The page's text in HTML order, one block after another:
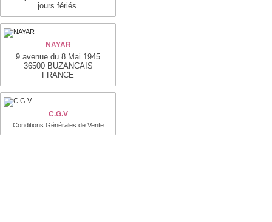
jours fériés.
NAYAR
9 avenue du 8 Mai 1945
36500 BUZANCAIS
FRANCE
C.G.V
Conditions Générales de Vente